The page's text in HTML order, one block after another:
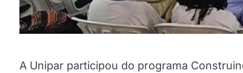
A Unipar participou do programa